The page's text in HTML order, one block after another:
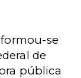
formou-se
de
pública